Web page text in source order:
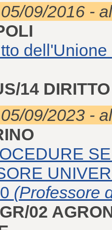
09/2016 -
14
09/2023 -
(Professore
02